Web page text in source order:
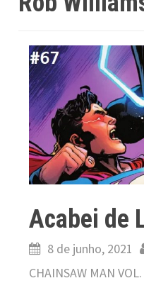
Acabei de
8 de junho, 2021
CHAINSAW MAN